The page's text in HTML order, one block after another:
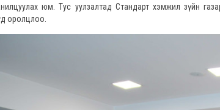
юм. Тус уулзалтад Стандарт хэмжил зүйн
оролцлоо.